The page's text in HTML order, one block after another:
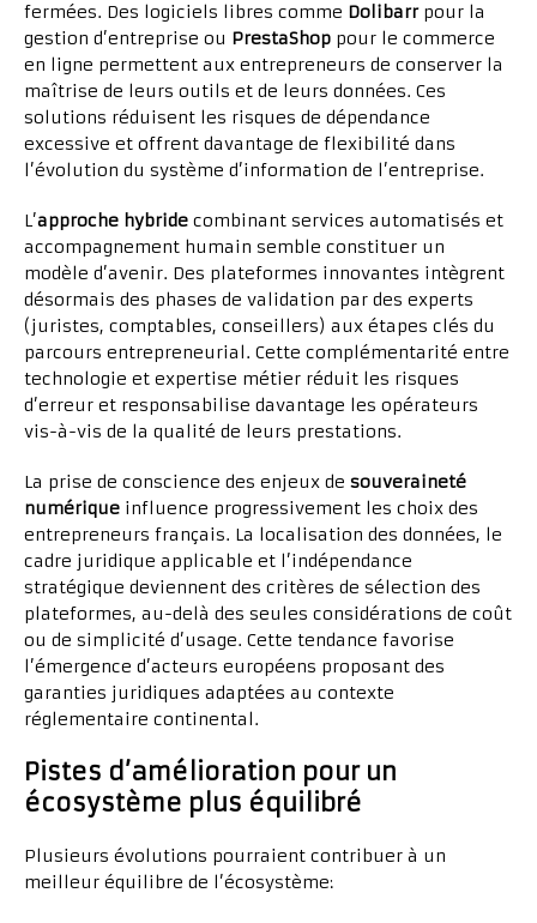
fermées. Des logiciels libres comme Dolibarrpour la
gestion d’entreprise ou PrestaShop pour le commerce
en ligne permettent aux entrepreneurs de conserver la
maîtrise de leurs outils et de leurs données. Ces
solutions réduisent les risques de dépendance
excessive et offrent davantage de flexibilité dans
l’évolution du système d’information de l’entreprise.
L’approche hybride combinant services automatisés et
accompagnement humain semble constituer un
modèle d’avenir. Des plateformes innovantes intègrent
désormais des phases de validation par des experts
(juristes, comptables, conseillers) aux étapes clés du
parcours entrepreneurial. Cette complémentarité entre
technologie et expertise métier réduit les risques
d’erreur et responsabilise davantage les opérateurs
vis-à-vis de la qualité de leurs prestations.
La prise de conscience des enjeux de souveraineté
numérique influence progressivement les choix des
entrepreneurs français. La localisation des données, le
cadre juridique applicable et l’indépendance
stratégique deviennent des critères de sélection des
plateformes, au-delà des seules considérations de coût
ou de simplicité d’usage. Cette tendance favorise
l’émergence d’acteurs européens proposant des
garanties juridiques adaptées au contexte
réglementaire continental.
Pistes d’amélioration pour un
écosystème plus équilibré
Plusieurs évolutions pourraient contribuer à un
meilleur équilibre de l’écosystème: